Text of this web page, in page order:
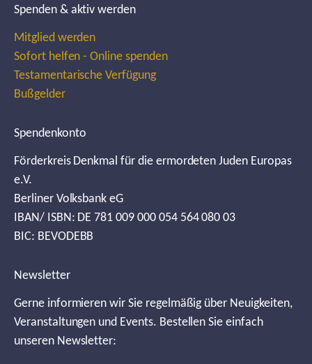
Spenden & aktiv werden
Mitglied werden
Sofort helfen - Online spenden
Testamentarische Verfügung
Bußgelder
Spendenkonto
Förderkreis Denkmal für die ermordeten Juden Europas
e.V.
Berliner Volksbank eG
IBAN/ ISBN: DE 781 009 000 054 564 080 03
BIC: BEVODEBB
Newsletter
Gerne informieren wir Sie regelmäßig über Neuigkeiten,
Veranstaltungen und Events. Bestellen Sie einfach
unseren Newsletter: